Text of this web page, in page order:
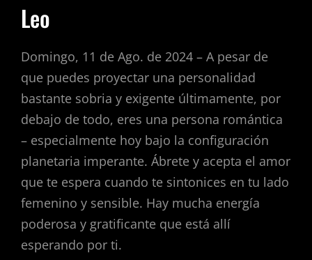
Leo
Domingo, 11 de Ago. de 2024 – A pesar de
que puedes proyectar una personalidad
bastante sobria y exigente últimamente, por
debajo de todo, eres una persona romántica
– especialmente hoy bajo la configuración
planetaria imperante. Ábrete y acepta el amor
que te espera cuando te sintonices en tu lado
femenino y sensible. Hay mucha energía
poderosa y gratificante que está allí
esperando por ti.